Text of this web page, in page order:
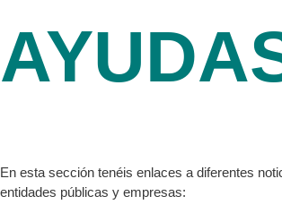
En esta sección tenéis enlaces a diferentes
entidades públicas y empresas: